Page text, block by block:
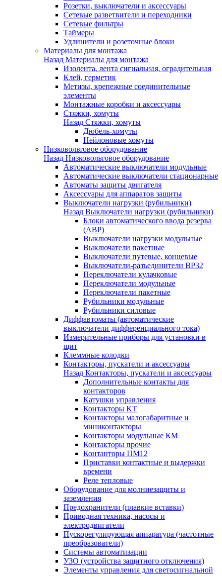
Розетки, выключатели и аксессуары
Сетевые разветвители и переходники
Сетевые фильтры
Таймеры
Удлинители и розеточные блоки
Материалы для монтажа
Назад Материалы для монтажа
Изолента, лента сигнальная, оградительная
Клей, герметик
Метизы, крепежные соединительные
элементы
Монтажные коробки и аксессуары
Стяжки, хомуты
Назад Стяжки, хомуты
Дюбель-хомуты
Нейлоновые хомуты
Низковольтовое оборудование
Назад Низковольтовое оборудование
Автоматические выключатели модульные
Автоматические выключатели стационарные
Автоматы защиты двигателя
Аксессуары для аппаратов защиты
Выключатели нагрузки (рубильники)
Назад Выключатели нагрузки (рубильники)
Блоки автоматического ввода резерва
(АВР)
Выключатели нагрузки модульные
Выключатели пакетные
Выключатели путевые, концевые
Выключатели-разъединители ВР32
Переключатели кулачковые
Переключатели модульные
Переключатели пакетные
Рубильники модульные
Рубильники силовые
Диффавтоматы (автоматические
выключатели дифференциального тока)
Измерительные приборы для установки в
щит
Клеммные колодки
Контакторы, пускатели и аксессуары
Назад Контакторы, пускатели и аксессуары
Дополнительные контакты для
контакторов
Катушки управления
Контакторы КТ
Контакторы малогабаритные и
миниконтакторы
Контакторы модульные КМ
Контакторы прочие
Контанторы ПМ12
Приставки контактные и выдержки
времени
Реле тепловые
Оборудование для молниезащиты и
заземления
Предохранители (плавкие вставки)
Приводная техника, насосы и
электродвигатели
Пускорегулирующая аппаратура (частотные
преобразователи)
Системы автоматизации
УЗО (устройства защитного отключения)
Элементы управления для светосигнальной